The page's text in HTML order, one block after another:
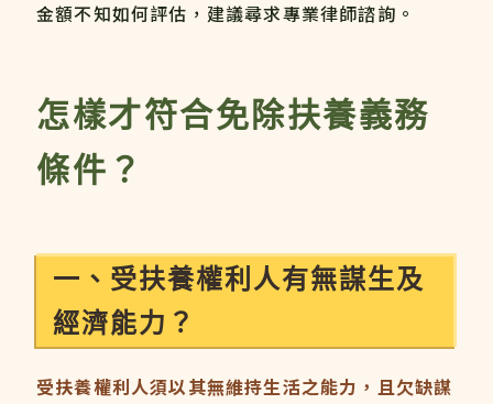
金額不知如何評估，建議尋求專業律師諮詢。
怎樣才符合免除扶養義務
條件？
一、受扶養權利人有無謀生及
經濟能力？
受扶養權利人須以其無維持生活之能力，且欠缺謀